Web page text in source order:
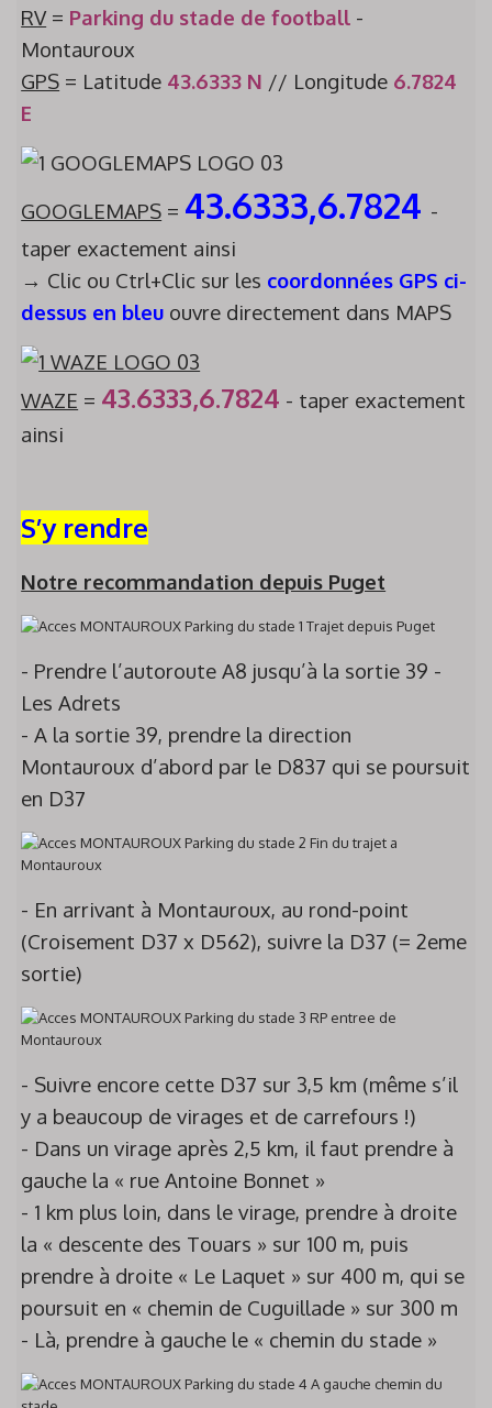
RV= Parking du stade de football -
Montauroux
GPS = Latitude 43.6333 N // Longitude 6.7824
E
GOOGLEMAPS = 43.6333,6.7824 -
taper exactement ainsi
→ Clic ou Ctrl+Clic sur les coordonnées GPS ci-
dessus en bleu ouvre directement dans MAPS
WAZE = 43.6333,6.7824 - taper exactement
ainsi
S’y rendre
Notre recommandation depuis Puget
- Prendre l’autoroute A8 jusqu’à la sortie 39 -
Les Adrets
- A la sortie 39, prendre la direction
Montauroux d’abord par le D837 qui se poursuit
en D37
- En arrivant à Montauroux, au rond-point
(Croisement D37 x D562), suivre la D37 (= 2eme
sortie)
- Suivre encore cette D37 sur 3,5 km (même s’il
y a beaucoup de virages et de carrefours !)
- Dans un virage après 2,5 km, il faut prendre à
gauche la « rue Antoine Bonnet »
- 1 km plus loin, dans le virage, prendre à droite
la « descente des Touars » sur 100 m, puis
prendre à droite « Le Laquet » sur 400 m, qui se
poursuit en « chemin de Cuguillade » sur 300 m
- Là, prendre à gauche le « chemin du stade »